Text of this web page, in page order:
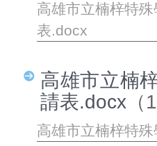
高雄市立楠梓特
表.docx
高雄市立楠
請表.docx
高雄市立楠梓特